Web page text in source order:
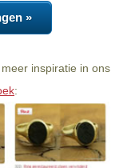
»
inspiratie in ons
: